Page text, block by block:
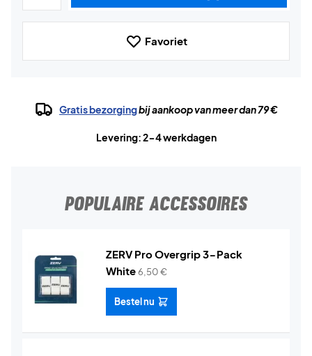
Favoriet
Gratis bezorgingbij aankoop van meer dan 79 €
Levering: 2-4 werkdagen
POPULAIRE ACCESSOIRES
ZERV Pro Overgrip 3-Pack
White6,50€
Bestel nu